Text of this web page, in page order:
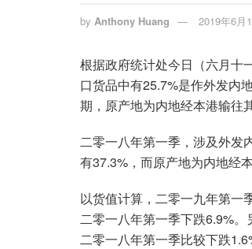
by Anthony Huang 2019年6月
根据政府统计处今日（六月十
口货品中有25.7%是作外发内
期，原产地为内地经本港输往
二零一八年第一季，涉及外发
有37.3%，而原产地为内地经
以货值计算，二零一九年第一
二零一八年第一季下跌6.9%
二零一八年第一季比较下跌